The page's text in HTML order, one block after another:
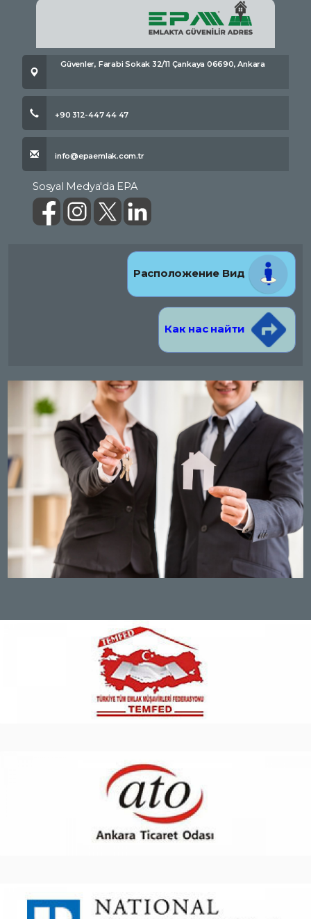
Güvenler, Farabi Sokak 32/11 Çankaya 06690, Ankara
+90 312-447 44 47
info@epaemlak.com.tr
Sosyal Medya'da EPA
Расположение Вид
Как нас найти